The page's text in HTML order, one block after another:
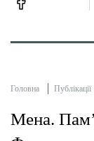
Головна Публікації
Мена.